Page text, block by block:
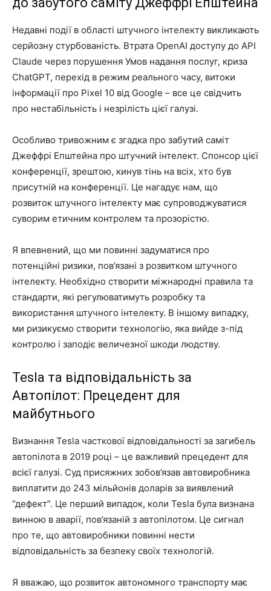
Недавні події в області штучного інтелекту викликають
серйозну стурбованість. Втрата OpenAI доступу до API
Claude через порушення Умов надання послуг, криза
ChatGPT, перехід в режим реального часу, витоки
інформації про Pixel 10 від Google – все це свідчить
про нестабільність і незрілість цієї галузі.
Особливо тривожним є згадка про забутий саміт
Джеффрі Епштейна про штучний інтелект. Спонсор цієї
конференції, зрештою, кинув тінь на всіх, хто був
присутній на конференції. Це нагадує нам, що
розвиток штучного інтелекту має супроводжуватися
суворим етичним контролем та прозорістю.
Я впевнений, що ми повинні задуматися про
потенційні ризики, пов’язані з розвитком штучного
інтелекту. Необхідно створити міжнародні правила та
стандарти, які регулюватимуть розробку та
використання штучного інтелекту. В іншому випадку,
ми ризикуємо створити технологію, яка вийде з-під
контролю і заподіє величезної шкоди людству.
Tesla та відповідальність за
Автопілот: Прецедент для
майбутнього
Визнання Tesla часткової відповідальності за загибель
автопілота в 2019 році – це важливий прецедент для
всієї галузі. Суд присяжних зобов’язав автовиробника
виплатити до 243 мільйонів доларів за виявлений
“дефект”. Це перший випадок, коли Tesla була визнана
винною в аварії, пов’язаній з автопілотом. Це сигнал
про те, що автовиробники повинні нести
відповідальність за безпеку своїх технологій.
Я вважаю, що розвиток автономного транспорту має